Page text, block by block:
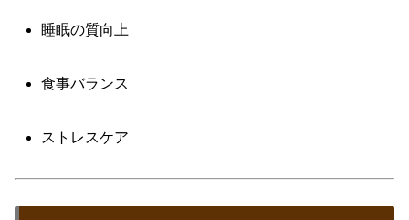
睡眠の質向上
食事バランス
ストレスケア